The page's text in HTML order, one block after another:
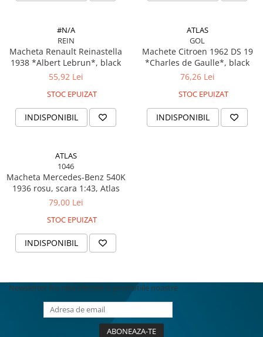
MACHETE NAVE MILITARE –
Miniaturi Navale de Colectie
MACHETE RALIU – Miniaturi Masini
MINI DIORAME
VITRINE, FIGURINE, ACCESORII
MACHETE
ARTICOLE PENTRU VALENTINE'S
BALOANE AIRWALKERS
BALOANE MODELE DEOSEBITE
BALOANE MUZICALE
BALOANE SUPERSHAPE SI JUMBO
DECORATIUNI CRACIUN SI ANUL
LUMANARI PETRECERI ANIVERSARI
PAPUSI SI DECORATIUNI HORROR
POSTERE PENTRU PERETE SI
ACCESORII
SUPORTERI MECIURI SPORT
Costume Petrecere
COSTUME BAIETI SI PELERINE
COSTUME FETE ROCHITE FUSTE
COSTUME PETRECERE ADULTI
COSTUME SI ACCESORII
#N/A
REIN
Macheta Renault Reinastella
1938 *Albert Lebrun*, black
55,92 Lei
STOC EPUIZAT
INDISPONIBIL
ATLAS
GOL
Machete Citroen 1962 DS 19
*Charles de Gaulle*, black
76,26 Lei
STOC EPUIZAT
INDISPONIBIL
ATLAS
1046
Macheta Mercedes-Benz 540K
1936 rosu, scara 1:43, Atlas
79,00 Lei
STOC EPUIZAT
INDISPONIBIL
Newsletter Nu rata ofertele si promotiile noastre